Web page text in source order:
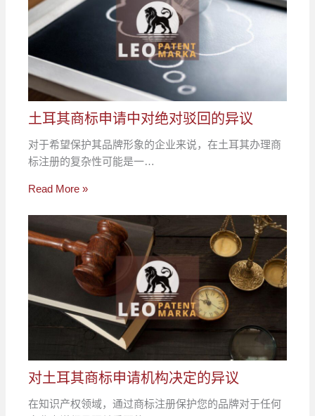
土耳其商标申请中对绝对驳回的异议
对于希望保护其品牌形象的企业来说，在土耳其办理商
标注册的复杂性可能是一…
Read More »
对土耳其商标申请机构决定的异议
在知识产权领域，通过商标注册保护您的品牌对于任何